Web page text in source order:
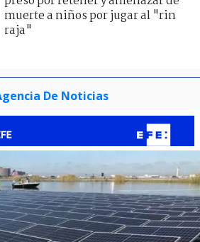
muerte a niños por jugar al "rin
raja"
De Noticias